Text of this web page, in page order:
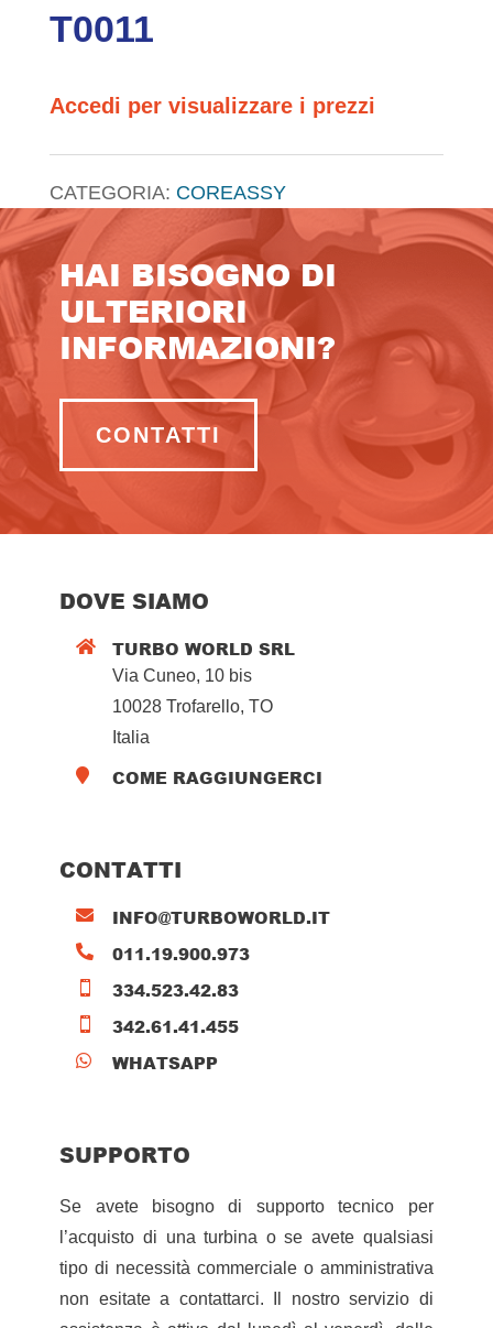
T0011
Accedi per visualizzare i prezzi
CATEGORIA: COREASSY
HAI BISOGNO DI
ULTERIORI
INFORMAZIONI?
CONTATTI
DOVE SIAMO
 TURBO WORLD SRL
Via Cuneo, 10 bis
10028 Trofarello, TO
Italia
 COME RAGGIUNGERCI
CONTATTI
 INFO@TURBOWORLD.IT
 011.19.900.973
 334.523.42.83
 342.61.41.455
 WHATSAPP
SUPPORTO
Se avete bisogno di supporto tecnico per
l’acquisto di una turbina o se avete qualsiasi
tipo di necessità commerciale o amministrativa
non esitate a contattarci. Il nostro servizio di